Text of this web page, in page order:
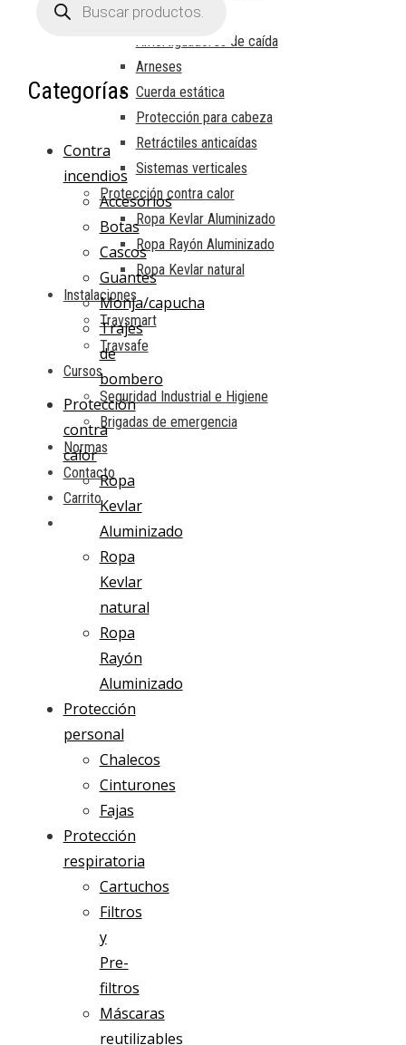
Trabajos en altura
Amortiguadores de caída
Arneses
Cuerda estática
Protección para cabeza
Retráctiles anticaídas
Sistemas verticales
Protección contra calor
Ropa Kevlar Aluminizado
Ropa Rayón Aluminizado
Ropa Kevlar natural
Instalaciones
Travsmart
Travsafe
Cursos
Seguridad Industrial e Higiene
Brigadas de emergencia
Normas
Contacto
Carrito
productos
Categorías
Contra
incendios
Accesorios
Botas
Cascos
Guantes
Monja/capucha
Trajes
de
bombero
Protección
contra
calor
Ropa
Kevlar
Aluminizado
Ropa
Kevlar
natural
Ropa
Rayón
Aluminizado
Protección
personal
Chalecos
Cinturones
Fajas
Protección
respiratoria
Cartuchos
Filtros
y
Pre-
filtros
Máscaras
reutilizables